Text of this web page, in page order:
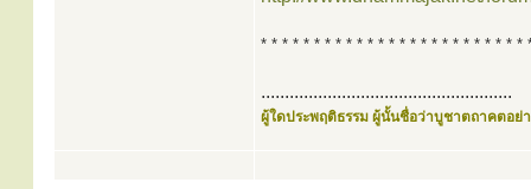
* * * * * * * * * * * * * * * * * * * * * * * * *
.....................................................
ผู้ใดประพฤติธรรม ผู้นั้นชื่อว่าบูชาตถาคตอย่า